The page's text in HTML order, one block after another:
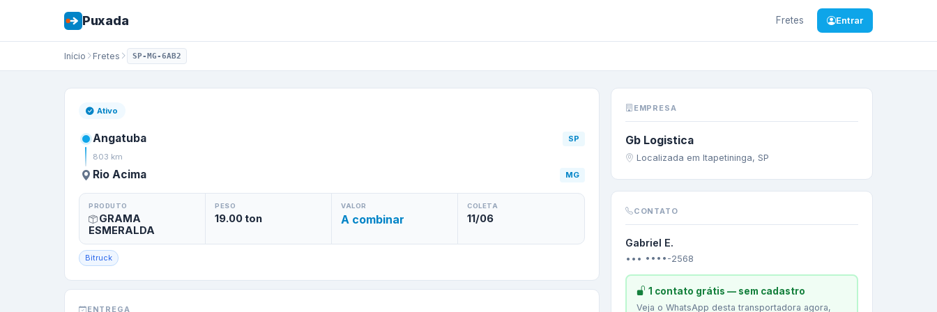
Puxada Fretes Entrar
Início Fretes SP-MG-6AB2
Frete de MG—GRAMA
Ativo
Angatuba
SP
803 km
Rio Acima MG
PRODUTO
GRAMA
ESMERALDA
PESO
19.00ton
VALOR
A combinar
COLETA
11/06
Bitruck
ENTREGA
EMPRESA
Gb Logistica
Localizada em Itapetininga, SP
CONTATO
Gabriel E.
••• ••••-2568
1 contato grátis — sem cadastro
Veja o WhatsApp desta transportadora agora,